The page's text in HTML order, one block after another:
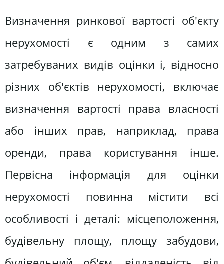
Визначення ринкової вартості об'єкту
нерухомості є одним з самих
затребуваних видів оцінки і, відносно
різних об'єктів нерухомості, включає
визначення вартості права власності
або інших прав, наприклад, права
оренди, права користування інше.
Первісна інформація для оцінки
нерухомості повинна містити всі
особливості і деталі: місцеположення,
будівельну площу, площу забудови,